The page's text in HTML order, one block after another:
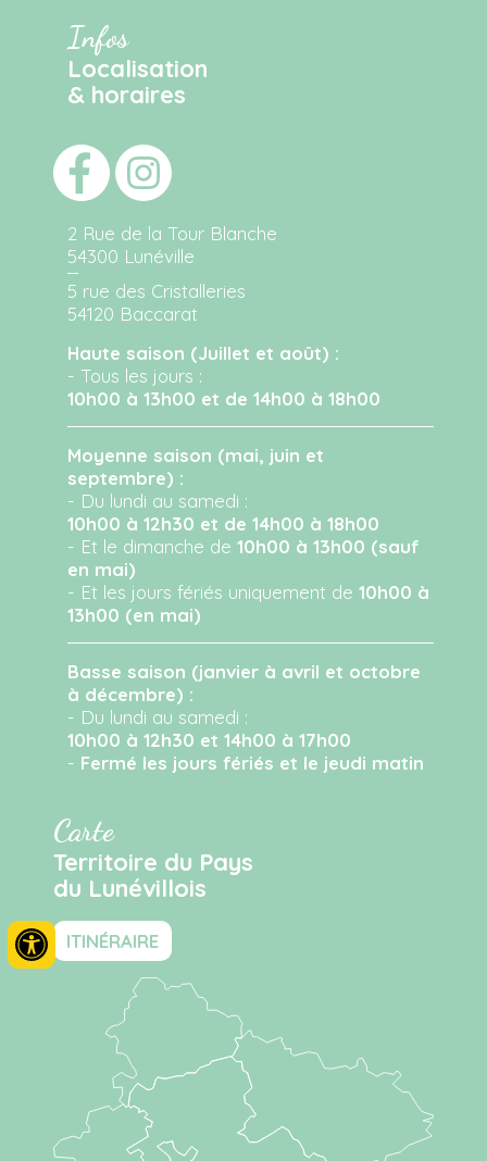
Infos
Localisation
& horaires
2 Rue de la Tour Blanche
54300 Lunéville
5 rue des Cristalleries
54120 Baccarat
Haute saison (Juillet et août) :
- Tous les jours :
10h00 à 13h00 et de 14h00 à 18h00
Moyenne saison (mai, juin et
septembre) :
- Du lundi au samedi :
10h00 à 12h30 et de 14h00 à 18h00
- Et le dimanche de10h00 à 13h00 (sauf
en mai)
- Et les jours fériés uniquement de10h00 à
13h00 (en mai)
Basse saison (janvier à avril et octobre
à décembre) :
- Du lundi au samedi :
10h00 à 12h30 et 14h00 à 17h00
- Fermé les jours fériés et le jeudi matin
Carte
Territoire du Pays
du Lunévillois
ITINÉRAIRE